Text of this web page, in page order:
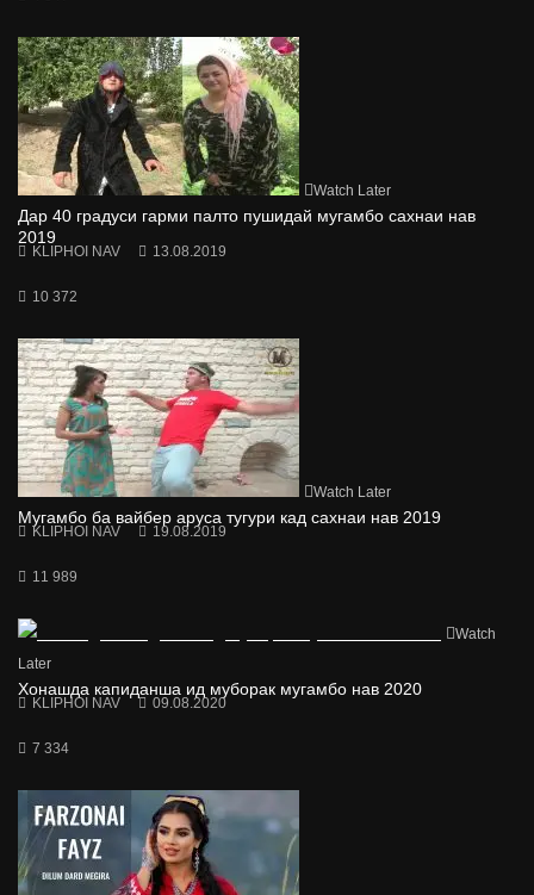
Watch Later
Дар 40 градуси гарми палто пушидай мугамбо сахнаи нав
2019
KLIPHOI NAV 13.08.2019
10 372
Watch Later
Мугамбо ба вайбер аруса тугури кад сахнаи нав 2019
KLIPHOI NAV 19.08.2019
11 989
Watch
Later
Хонашда капиданша ид муборак мугамбо нав 2020
KLIPHOI NAV 09.08.2020
7 334